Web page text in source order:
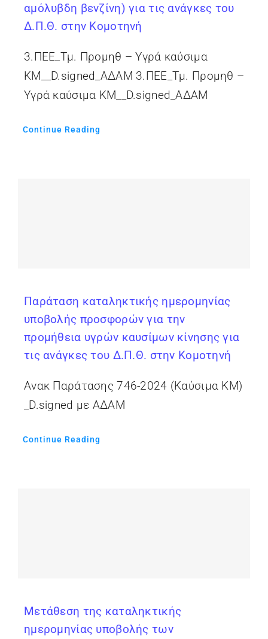
αμόλυβδη βενζίνη) για τις ανάγκες του
Δ.Π.Θ. στην Κομοτηνή
3.ΠΕΕ_Τμ. Προμηθ – Υγρά καύσιμα
ΚΜ__D.signed_ΑΔΑΜ 3.ΠΕΕ_Τμ. Προμηθ –
Υγρά καύσιμα ΚΜ__D.signed_ΑΔΑΜ
Continue Reading
Παράταση καταληκτικής ημερομηνίας
υποβολής προσφορών για την
προμήθεια υγρών καυσίμων κίνησης για
τις ανάγκες του Δ.Π.Θ. στην Κομοτηνή
Ανακ Παράτασης 746-2024 (Καύσιμα ΚΜ)
_D.signed με ΑΔΑΜ
Continue Reading
Μετάθεση της καταληκτικής
ημερομηνίας υποβολής των